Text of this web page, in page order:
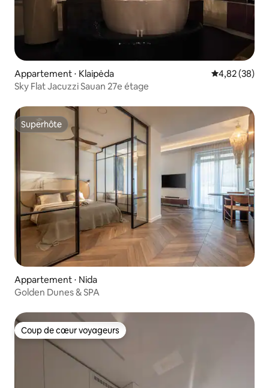
Appartement ⋅ Klaipėda Évaluation
4,82 (38)
Sky Flat Jacuzzi Sauan 27e étage
Superhôte
Superhôte
Appartement ⋅ Nida
Golden Dunes & SPA
Coup de cœur voyageurs
Coup de cœur voyageurs